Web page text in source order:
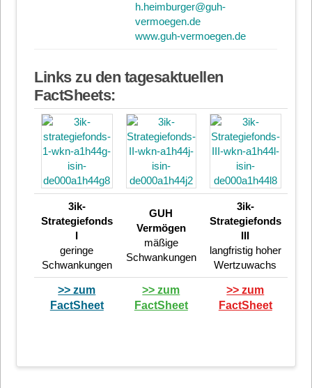
h.heimburger@guh-
vermoegen.de
www.guh-vermoegen.de
Links zu den tagesaktuellen
FactSheets:
3ik-
Strategiefonds
I
geringe
Schwankungen
GUH
Vermögen
mäßige
Schwankungen
3ik-
Strategiefonds
III
langfristig hoher
Wertzuwachs
>> zum
FactSheet
>> zum
FactSheet
>> zum
FactSheet